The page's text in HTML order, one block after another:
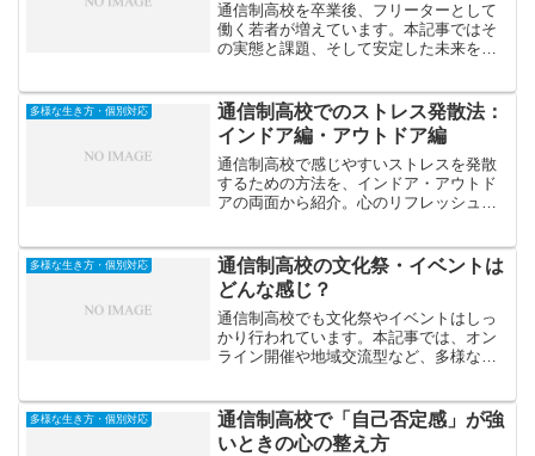
通信制高校を卒業後、フリーターとして
働く若者が増えています。本記事ではそ
の実態と課題、そして安定した未来を築
多様な生き方・個別対応
通信制高校でのストレス発散法：
インドア編・アウトドア編
通信制高校で感じやすいストレスを発散
するための方法を、インドア・アウトド
アの両面から紹介。心のリフレッシュや
多様な生き方・個別対応
通信制高校の文化祭・イベントは
どんな感じ？
通信制高校でも文化祭やイベントはしっ
かり行われています。本記事では、オン
ライン開催や地域交流型など、多様なス
多様な生き方・個別対応
通信制高校で「自己否定感」が強
いときの心の整え方